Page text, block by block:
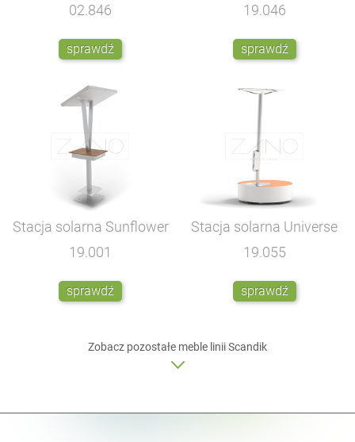
02.846
sprawdź
19.046
sprawdź
Stacja solarna Sunflower
19.001
sprawdź
Stacja solarna Universe
19.055
sprawdź
Zobacz pozostałe meble liniiScandik